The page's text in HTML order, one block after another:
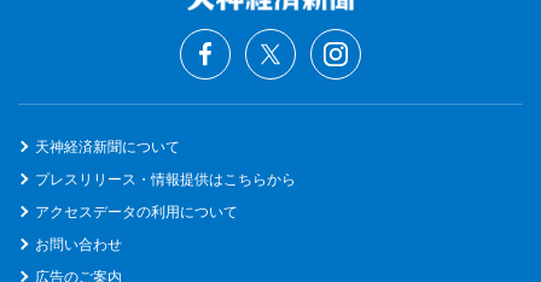
天神経済新聞について
プレスリリース・情報提供はこちらから
アクセスデータの利用について
お問い合わせ
広告のご案内